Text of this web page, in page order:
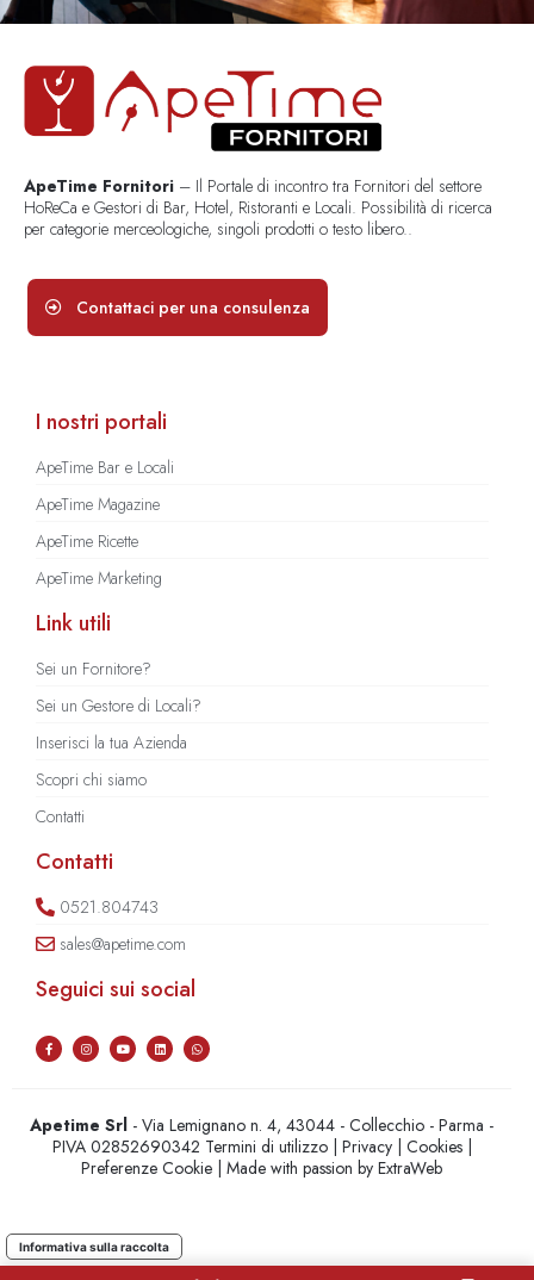
ApeTime Fornitori – Il Portale di incontro tra Fornitori del settore
HoReCa e Gestori di Bar, Hotel, Ristoranti e Locali. Possibilità di ricerca
per categorie merceologiche, singoli prodotti o testo libero..
Contattaci per una consulenza
I nostri portali
ApeTime Bar e Locali
ApeTime Magazine
ApeTime Ricette
ApeTime Marketing
Link utili
Sei un Fornitore?
Sei un Gestore di Locali?
Inserisci la tua Azienda
Scopri chi siamo
Contatti
Contatti
0521.804743
sales@apetime.com
Seguici sui social
Apetime Srl - Via Lemignano n. 4, 43044 - Collecchio - Parma -
PIVA 02852690342 Termini di utilizzo| Privacy| Cookies|
Preferenze Cookie | Made with passion byExtraWeb
Informativa sulla raccolta